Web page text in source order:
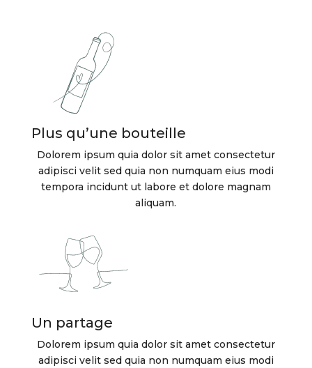
Plus qu’une bouteille
Dolorem ipsum quia dolor sit amet consectetur
adipisci velit sed quia non numquam eius modi
tempora incidunt ut labore et dolore magnam
aliquam.
Un partage
Dolorem ipsum quia dolor sit amet consectetur
adipisci velit sed quia non numquam eius modi